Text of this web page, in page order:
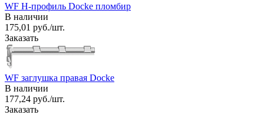
WF H-профиль Docke пломбир
В наличии
175,01 руб./шт.
Заказать
WF заглушка правая Docke
В наличии
177,24 руб./шт.
Заказать